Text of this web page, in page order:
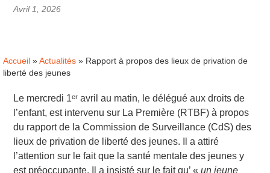
Avril 1, 2026
Accueil » Actualités » Rapport à propos des lieux de privation de
liberté des jeunes
Le mercredi 1ᵉʳ avril au matin, le délégué aux droits de
l’enfant, est intervenu sur La Première (RTBF) à propos
du rapport de la Commission de Surveillance (CdS) des
lieux de privation de liberté des jeunes. Il a attiré
l’attention sur le fait que la santé mentale des jeunes y
est préoccupante. Il a insisté sur le fait qu’ «un jeune